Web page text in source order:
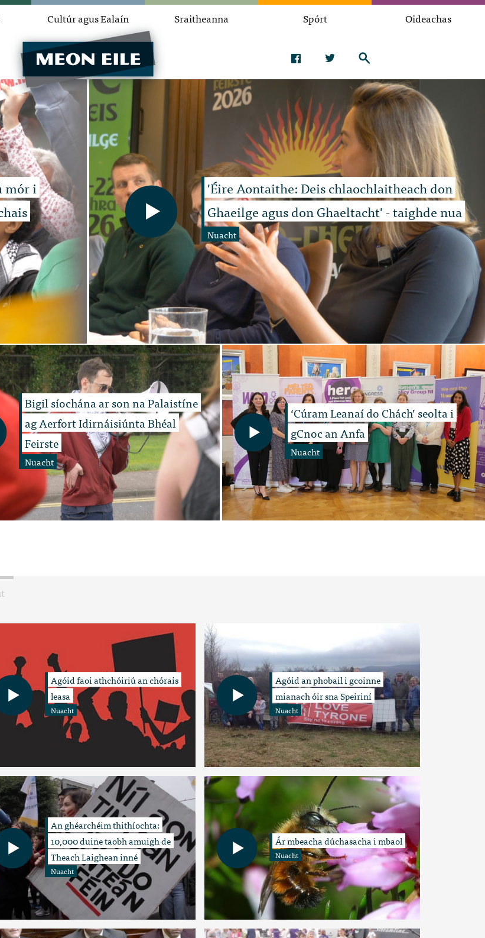
Cultúr agus Ealaín Sraitheanna Spórt Oideachas
mór i
'Éire Aontaithe: Deis chlaochlaitheach don
Ghaeilge agus don Ghaeltacht' - taighde nua
Nuacht
Bigil síochána ar son na Palaistíne
ag Aerfort Idirnáisiúnta Bhéal
Feirste
Nuacht
‘Cúram Leanaí do Chách’ seolta i
gCnoc an Anfa
Nuacht
Agóid faoi athchóiriú an chórais
leasa
Nuacht
Agóid an phobail i gcoinne
mianach óir sna Speiriní
Nuacht
An ghéarchéim thithíochta:
10,000 duine taobh amuigh de
Theach Laighean inné
Nuacht
Ár mbeacha dúchasacha i mbaol
Nuacht